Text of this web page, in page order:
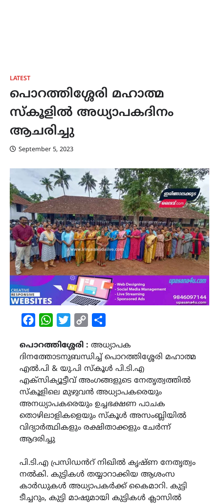
LATEST
പൊറത്തിശ്ശേരി മഹാത്മ
സ്കൂളിൽ അധ്യാപകദിനം
ആചരിച്ചു
September 5, 2023
FacebookWhatsAppTwitterCopy
പൊറത്തിശ്ശേരി : അധ്യാപക
ദിനത്തോടനുബന്ധിച്ച് പൊറത്തിശ്ശേരി മഹാത്മ
എൽ.പി & യു.പി സ്കൂൾ പി.ടി.എ
എക്സിക്യൂട്ടീവ് അംഗങ്ങളുടെ നേതൃത്വത്തിൽ
സ്കൂളിലെ മുഴുവൻ അധ്യാപകരെയും
അനധ്യാപകരെയും ഉച്ചഭക്ഷണ പാചക
തൊഴിലാളികളെയും സ്കൂൾ അസംബ്ലിയിൽ
വിദ്യാർത്ഥികളും രക്ഷിതാക്കളും ചേർന്ന്
ആദരിച്ചു
പി.ടി.എ പ്രസിഡൻറ് നിഖിൽ കൃഷ്ണ നേതൃത്വം
നൽകി. കുട്ടികൾ തയ്യാറാക്കിയ ആശംസ
കാർഡുകൾ അധ്യാപകർക്ക് കൈമാറി. കുട്ടി
ടീച്ചറും, കുട്ടി മാഷുമായി കുട്ടികൾ ക്ലാസിൽ